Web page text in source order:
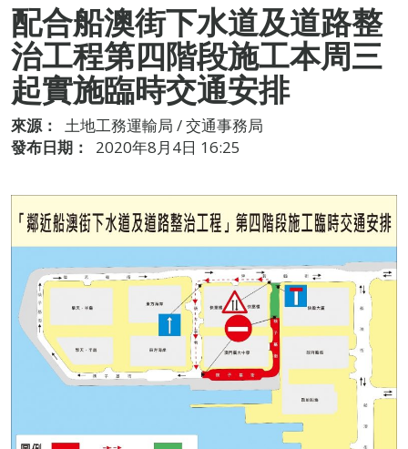
配合船澳街下水道及道路整
治工程第四階段施工本周三
起實施臨時交通安排
來源：
土地工務運輸局 / 交通事務局
發布日期：
2020年8月4日 16:25